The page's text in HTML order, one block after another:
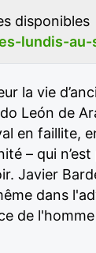
disponibles
lundis-au-
la vie
León de
en faillite,
– qui
Javier
dans
de